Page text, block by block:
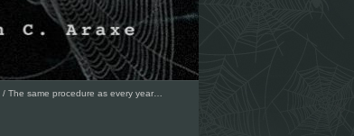
/ The same procedure as every year…